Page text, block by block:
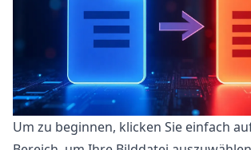
Um zu beginnen, klicken Sie einfach